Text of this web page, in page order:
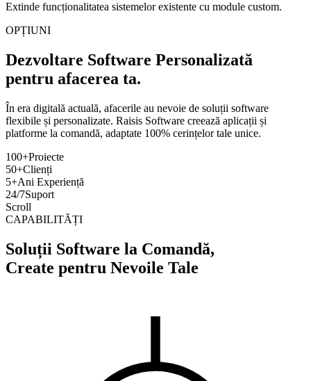
Extinde funcționalitatea sistemelor existente cu module custom.
OPȚIUNI
Dezvoltare Software Personalizată
pentru afacerea ta.
În era digitală actuală, afacerile au nevoie de soluții software
flexibile și personalizate. Raisis Software creează aplicații și
platforme la comandă, adaptate 100% cerințelor tale unice.
100+Proiecte
50+Clienți
5+Ani Experiență
24/7Suport
Scroll
CAPABILITĂȚI
Soluții Software la Comandă,
Create pentru Nevoile Tale